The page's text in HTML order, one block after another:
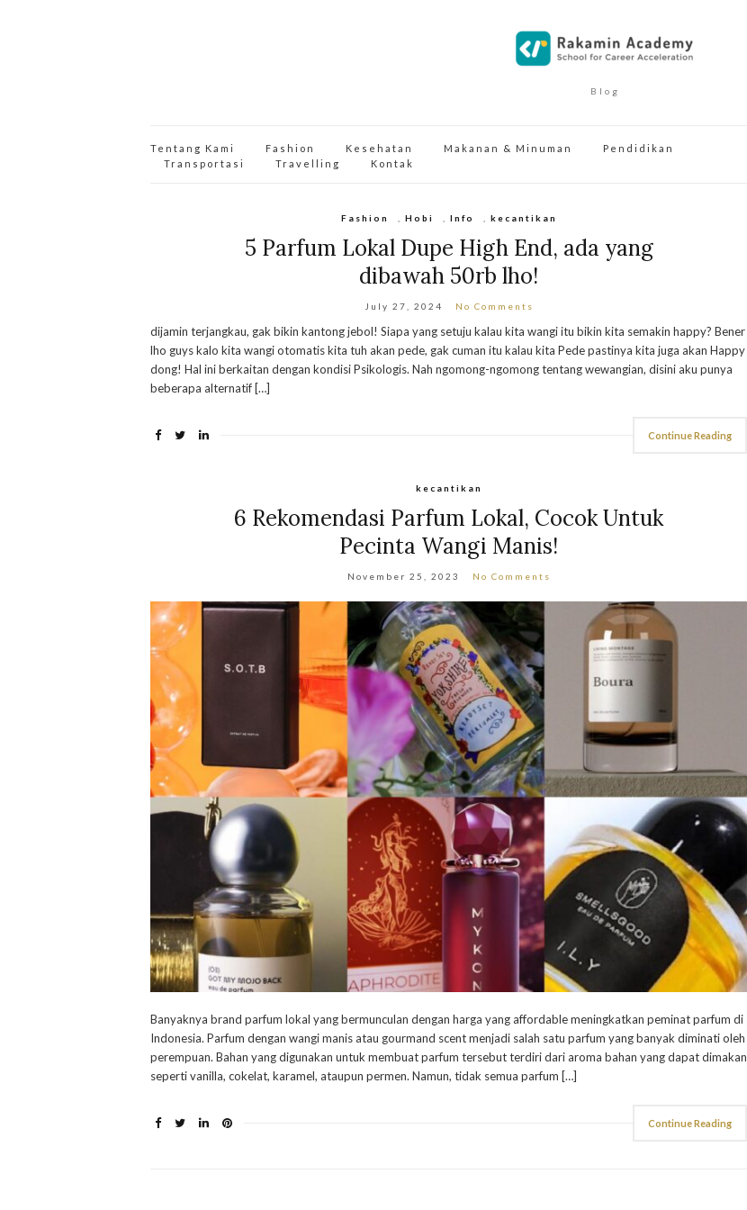
Blog
Tentang Kami Fashion Kesehatan Makanan & Minuman
Pendidikan
Transportasi
Travelling Kontak
Fashion Hobi Info kecantikan
5 Parfum Lokal Dupe High End, ada yang
dibawah 50rb lho!
July 27, 2024 No Comments
dijamin terjangkau, gak bikin kantong jebol! Siapa yang setuju kalau kita wangi itu bikin kita semakin happy? Bener
lho guys kalo kita wangi otomatis kita tuh akan pede, gak cuman itu kalau kita Pede pastinya kita juga akan Happy
dong! Hal ini berkaitan dengan kondisi Psikologis. Nah ngomong-ngomong tentang wewangian, disini aku punya
beberapa alternatif […]
Continue Reading
kecantikan
6 Rekomendasi Parfum Lokal, Cocok Untuk
Pecinta Wangi Manis!
November 25, 2023 No Comments
Banyaknya brand parfum lokal yang bermunculan dengan harga yang affordable meningkatkan peminat parfum di
Indonesia. Parfum dengan wangi manis atau gourmand scent menjadi salah satu parfum yang banyak diminati oleh
perempuan. Bahan yang digunakan untuk membuat parfum tersebut terdiri dari aroma bahan yang dapat dimakan
seperti vanilla, cokelat, karamel, ataupun permen. Namun, tidak semua parfum […]
Continue Reading